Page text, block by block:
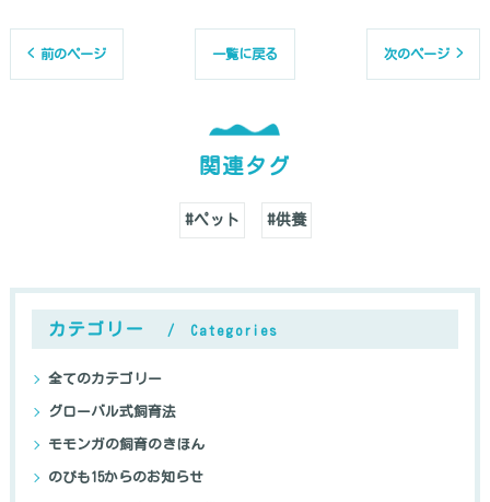
< 前のページ 一覧に戻る 次のページ >
関連タグ
#ペット #供養
カテゴリー Categories
全てのカテゴリー
グローバル式飼育法
モモンガの飼育のきほん
のびも15からのお知らせ